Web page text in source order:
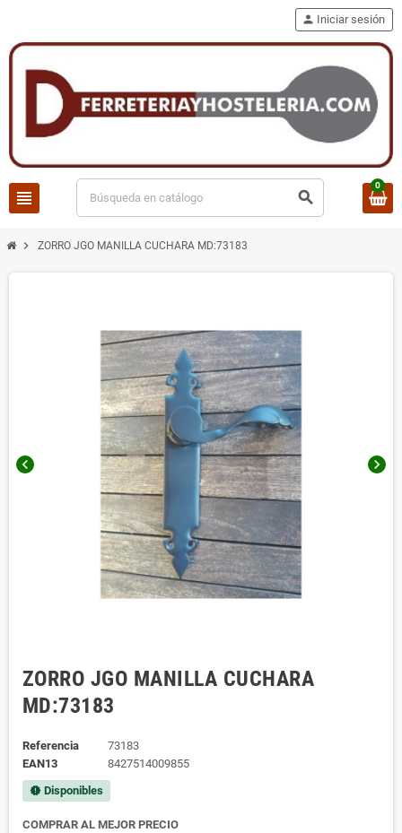
view_headline search
person Iniciar sesión
0
chevron_right ZORRO JGO MANILLA CUCHARA MD:73183
chevron_left chevron_right
ZORRO JGO MANILLA CUCHARA
MD:73183
Referencia
73183
EAN13
8427514009855
new_releases Disponibles
COMPRAR AL MEJOR PRECIO